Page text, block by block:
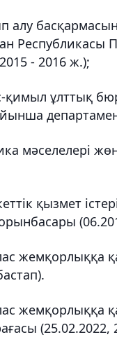
алу
Республикасы
- 2016 ж.);
қимыл ұлттық
мәселелері
қызмет
жемқорлыққа
жемқорлыққа
(25.02.2022,